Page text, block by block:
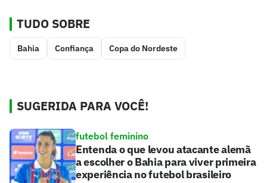
TUDO SOBRE
Bahia Confiança Copa do Nordeste
SUGERIDA PARA VOCÊ!
futebol feminino
Entenda o que levou atacante alemã
a escolher o Bahia para viver primeira
experiência no futebol brasileiro